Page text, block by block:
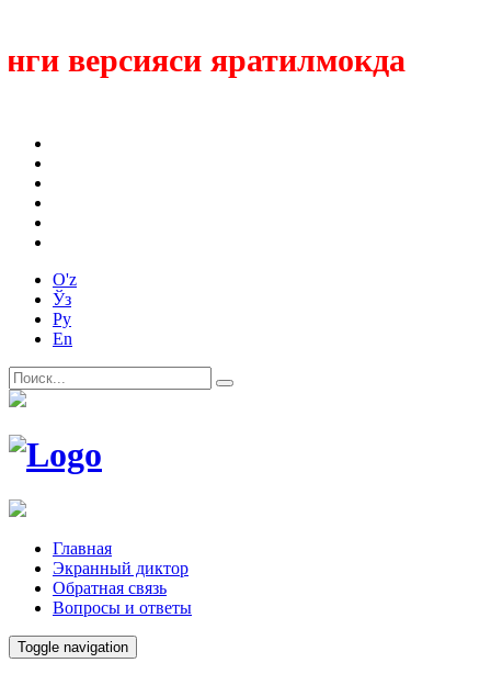
версияси яратилмокда
O'z
Ўз
Ру
En
Главная
Экранный диктор
Обратная связь
Вопросы и ответы
Toggle navigation